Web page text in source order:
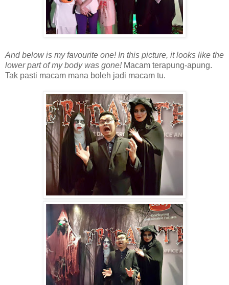
And below is my favourite one! In this picture, it looks like the
lower part of my body was gone! Macam terapung-apung.
Tak pasti macam mana boleh jadi macam tu.